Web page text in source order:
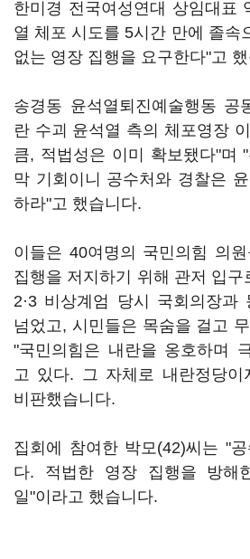
한미경 전국여성연대 상임대표
열 체포 시도를 5시간 만에 졸속
없는 영장 집행을 요구한다"고
송경동 윤석열퇴진예술행동 공
란 수괴 윤석열 측의 체포영장
큼, 적법성은 이미 확보됐다"며
막 기회이니 공수처와 경찰은
하라"고 했습니다.
이들은 40여명의 국민의힘 의
집행을 저지하기 위해 관저 입
2·3 비상계엄 당시 국회의장과
넘었고, 시민들은 목숨을 걸고
"국민의힘은 내란을 옹호하며
고 있다. 그 자체로 내란정당이
비판했습니다.
집회에 참여한 박모(42)씨는 "
다. 적법한 영장 집행을 방해
일"이라고 했습니다.